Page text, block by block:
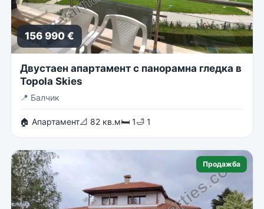
156 990 €
Двустаен апартамент с панорамна гледка в
Topola Skies
📍 Балчик
🏠 Апартамент📐 82 кв.м🛏 1🛁 1
Продажба